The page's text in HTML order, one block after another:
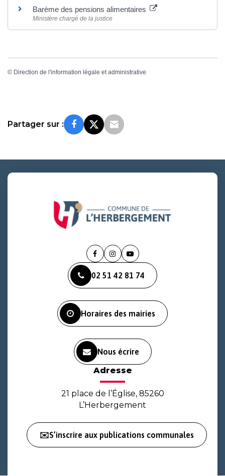
Barème des pensions alimentaires
Ministère chargé de la justice
© Direction de l'information légale et administrative
Partager sur :
Lien
le
compte
Lien
le
compte
Lien
la
chaîne
02 51 42 81 74
Horaires des mairies
Nous écrire
Adresse
21 place de l’Église, 85260
L’Herbergement
✉️S’inscrire aux publications communales